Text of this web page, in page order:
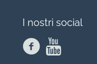
I nostri social